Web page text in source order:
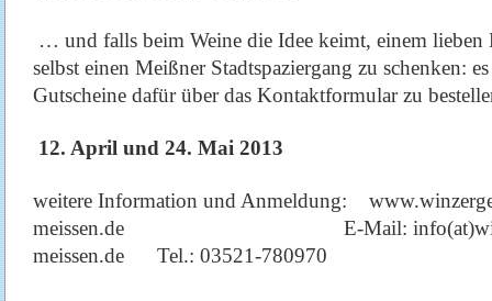
… und falls beim Weine die Idee keimt, einem lieben
selbst einen Meißner Stadtspaziergang zu schenken:
Gutscheine dafür über das Kontaktformular zu
12. April und 24. Mai 2013
weitere Information und Anmeldung:
meissen.de E-Mail:
meissen.de Tel.: 03521-780970